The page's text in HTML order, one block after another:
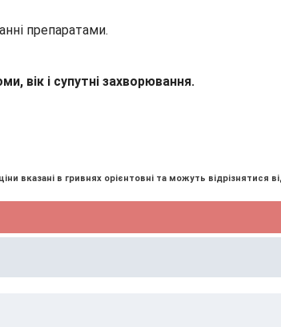
препаратами.
вік і супутні захворювання.
вказані в гривнях орієнтовні та можуть відрізнятися